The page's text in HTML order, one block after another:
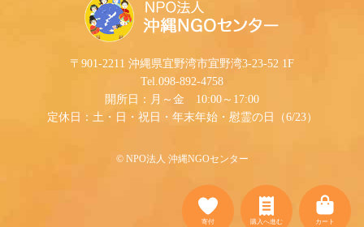
〒901-2211 沖縄県宜野湾市宜野湾3-23-52 1F
Tel.098-892-4758
開所日：月～金 10:00～17:00
定休日：土・日・祝日・年末年始・慰霊の日（6/23）
©︎ NPO法人 沖縄NGOセンター
カート
購入へ進む
寄付